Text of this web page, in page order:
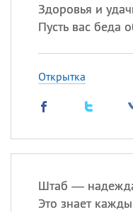
Здоровья и
Пусть вас беда
Открытка
Штаб —
Это знает